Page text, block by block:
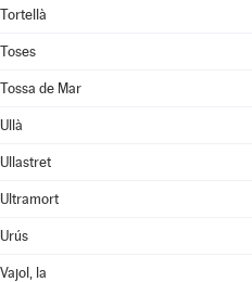
Tortellà
Toses
Tossa de Mar
Ullà
Ullastret
Ultramort
Urús
Vajol, la